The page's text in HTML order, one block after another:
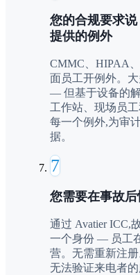
您的合规要求
提供的例外
CMMC、HIPAA
面员工开例外。
— 但基于设备的
工作站、现场员工
每一个例外,为审
据。
7
您需要在事故
通过 Avatier ICC,
一个身份 — 员工
营。无需重新注
无法验证来电者